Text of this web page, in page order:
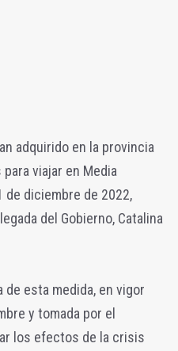
adquirido en la provincia
viajar en Media
de diciembre de 2022,
del Gobierno, Catalina
de esta medida, en vigor
y tomada por el
los efectos de la crisis